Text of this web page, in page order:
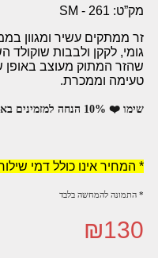
מק”ט: SM - 261
זר ממתקים עשיר ומגוון
גומי, לקקן ולבבות שוקולד
שהזר המתוק מעוצב באופן
טעימה וממכרת.
שימו ❤️ 10% הנחה למזמינים באתר!
* המחיר אינו כולל דמי
* התמונה להמחשה בלבד
₪130